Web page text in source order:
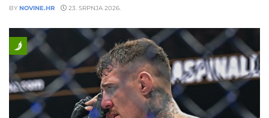
BY NOVINE.HR 23. SRPNJA 2026.